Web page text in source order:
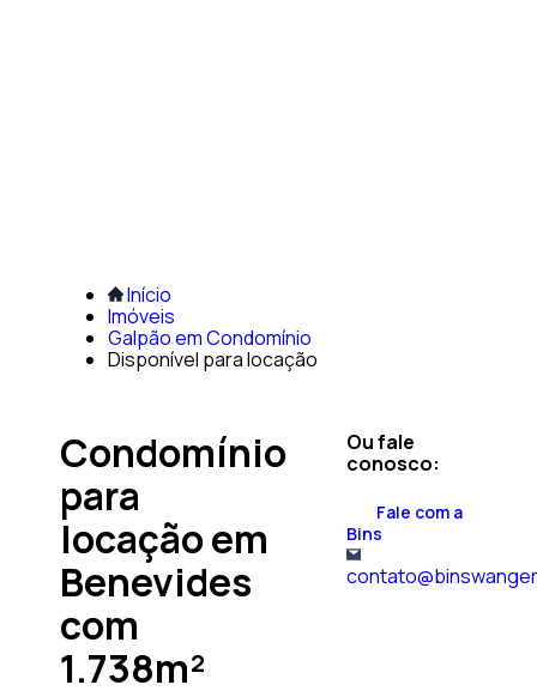
Início
Imóveis
Galpão em Condomínio
Disponível para locação
Condomínio
para
locação em
Benevides
com
1.738m²
Ou fale
conosco:
Fale com a
Bins